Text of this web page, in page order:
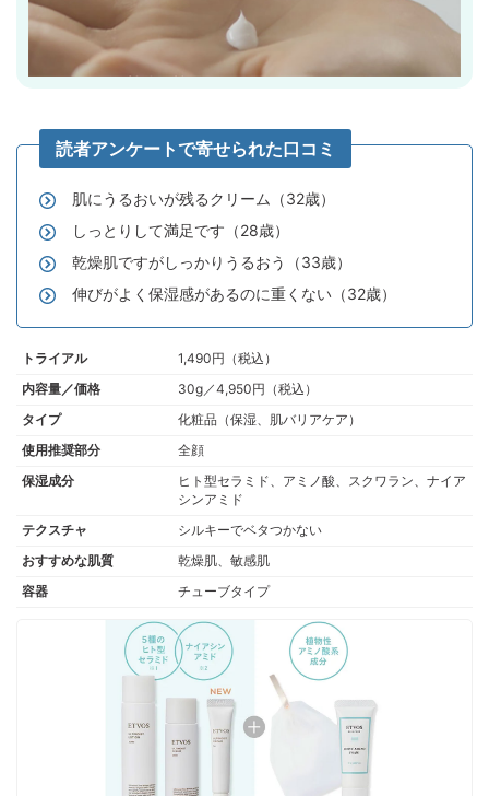
肌にうるおいが残るクリーム（32歳）
しっとりして満足です（28歳）
乾燥肌ですがしっかりうるおう（33歳）
伸びがよく保湿感があるのに重くない（32歳）
トライアル
1,490円（税込）
内容量／価格
30g／4,950円（税込）
タイプ
化粧品（保湿、肌バリアケア）
使用推奨部分
全顔
保湿成分
ヒト型セラミド、アミノ酸、スクワラン、ナイア
シンアミド
テクスチャ
シルキーでベタつかない
おすすめな肌質
乾燥肌、敏感肌
容器
チューブタイプ